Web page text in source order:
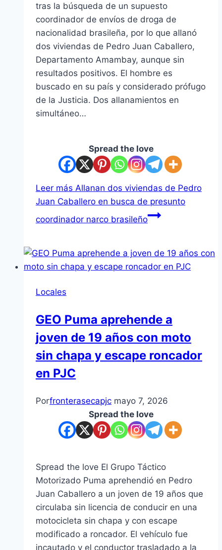
tras la búsqueda de un supuesto
coordinador de envíos de droga de
nacionalidad brasileña, por lo que allanó
dos viviendas de Pedro Juan Caballero,
Departamento Amambay, aunque sin
resultados positivos. El hombre es
buscado en su país y considerado prófugo
de la Justicia. Dos allanamientos en
simultáneo…
Spread the love
Leer más Allanan dos viviendas de Pedro
Juan Caballero en busca de presunto
coordinador narco brasileño
Locales
GEO Puma aprehende a
joven de 19 años con moto
sin chapa y escape roncador
en PJC
Porfronterasecapjc mayo 7, 2026
Spread the love
Spread the love El Grupo Táctico
Motorizado Puma aprehendió en Pedro
Juan Caballero a un joven de 19 años que
circulaba sin licencia de conducir en una
motocicleta sin chapa y con escape
modificado a roncador. El vehículo fue
incautado y el conductor trasladado a la